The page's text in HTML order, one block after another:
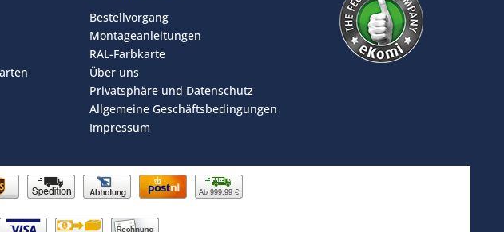
Bestellvorgang
Montageanleitungen
RAL-Farbkarte
Über uns
Privatsphäre und Datenschutz
Allgemeine Geschäftsbedingungen
Impressum
Ab 999,99 €